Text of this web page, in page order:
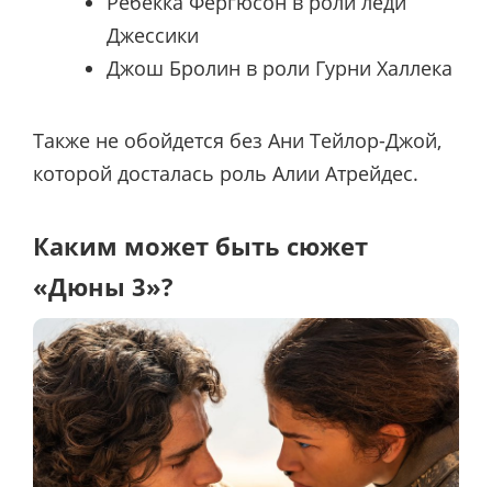
Джессики
Джош Бролин в роли Гурни Халлека
Также не обойдется без Ани Тейлор-Джой,
которой досталась роль Алии Атрейдес.
Каким может быть сюжет
«Дюны 3»?